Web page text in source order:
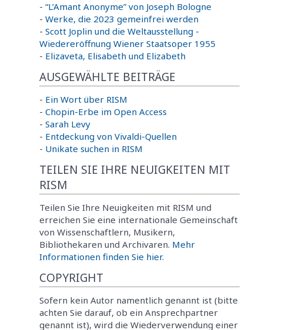
- “L’Amant Anonyme” von Joseph Bologne
- Werke, die 2023 gemeinfrei werden
- Scott Joplin und die Weltausstellung -
Wiedereröffnung Wiener Staatsoper 1955
- Elizaveta, Elisabeth und Elizabeth
AUSGEWÄHLTE BEITRÄGE
- Ein Wort über RISM
- Chopin-Erbe im Open Access
- Sarah Levy
- Entdeckung von Vivaldi-Quellen
- Unikate suchen in RISM
TEILEN SIE IHRE NEUIGKEITEN MIT
RISM
Teilen Sie Ihre Neuigkeiten mit RISM und
erreichen Sie eine internationale Gemeinschaft
von Wissenschaftlern, Musikern,
Bibliothekaren und Archivaren. Mehr
Informationen finden Sie hier.
COPYRIGHT
Sofern kein Autor namentlich genannt ist (bitte
achten Sie darauf, ob ein Ansprechpartner
genannt ist), wird die Wiederverwendung einer